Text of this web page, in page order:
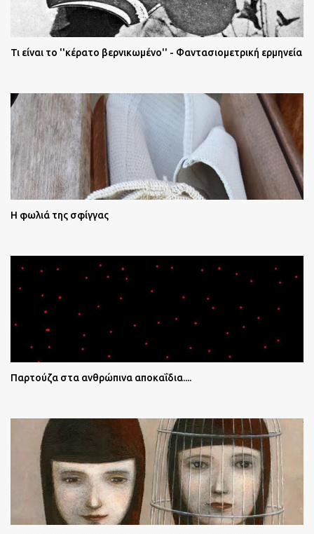
Τι είναι το ''κέρατο βερνικωμένο'' - Φαντασιομετρική ερμηνεία
Η φωλιά της σφίγγας
Παρτούζα στα ανθρώπινα αποκαΐδια....